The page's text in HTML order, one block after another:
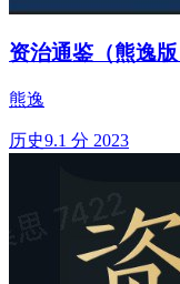
资治通鉴（熊逸
熊逸
历史9.1 分 2023